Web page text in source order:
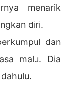
menarik
diri.
dan
malu. Dia